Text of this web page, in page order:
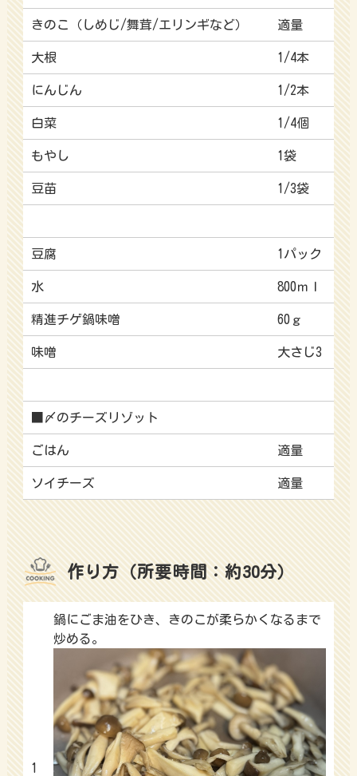
きのこ（しめじ/舞茸/エリンギなど） 適量
大根 1/4本
にんじん 1/2本
白菜 1/4個
もやし 1袋
豆苗 1/3袋
豆腐 1パック
水 800ｍｌ
精進チゲ鍋味噌 60ｇ
味噌 大さじ3
■〆のチーズリゾット
ごはん 適量
ソイチーズ 適量
作り方（所要時間：約30分）
1
鍋にごま油をひき、きのこが柔らかくなるまで
炒める。